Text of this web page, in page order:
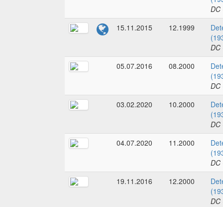
DC
15.11.2015
12.1999
DC
05.07.2016
08.2000
DC
03.02.2020
10.2000
DC
04.07.2020
11.2000
DC
19.11.2016
12.2000
DC